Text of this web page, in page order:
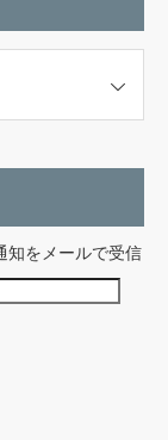
知をメールで受信